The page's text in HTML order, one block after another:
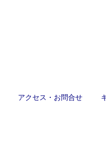
アクセス・お問合せ